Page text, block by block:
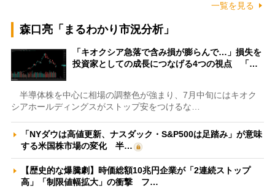
一覧を見る
森口亮「まるわかり市況分析」
「キオクシア急落で含み損が膨らんで…」損失を
投資家としての成長につなげる4つの視点 「…
半導体株を中心に相場の調整色が強まり、7月中旬にはキオク
シアホールディングスがストップ安をつけるな…
「NYダウは高値更新、ナスダック・S&P500は足踏み」が意味
する米国株市場の変化 半…
【歴史的な爆騰劇】時価総額10兆円企業が「2連続ストップ
高」「制限値幅拡大」の衝撃 フ…